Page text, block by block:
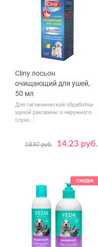
Cliny лосьон
очищающий для ушей,
50 мл
Для гигиенической обработки
ушной раковины и наружного
слухо...
14.23 руб.
18.97 руб.
СКИДКА